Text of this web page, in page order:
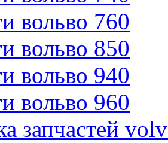
вольво 760
вольво 850
вольво 940
вольво 960
запчастей